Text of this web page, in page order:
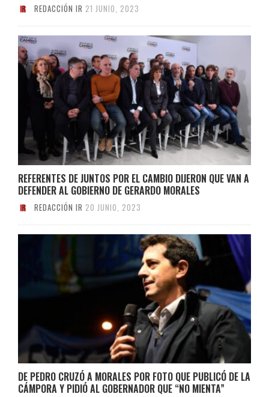
REDACCIÓN IR 21 JUNIO, 2023
REFERENTES DE JUNTOS POR EL CAMBIO DIJERON QUE VAN A
DEFENDER AL GOBIERNO DE GERARDO MORALES
REDACCIÓN IR 20 JUNIO, 2023
DE PEDRO CRUZÓ A MORALES POR FOTO QUE PUBLICÓ DE LA
CÁMPORA Y PIDIÓ AL GOBERNADOR QUE “NO MIENTA”